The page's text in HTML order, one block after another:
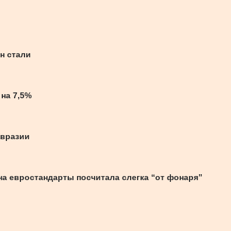
стали
7,5%
евростандарты посчитала слегка “от фонаря”